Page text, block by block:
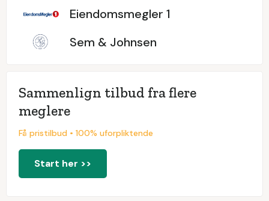
Eiendomsmegler 1
Sem & Johnsen
Sammenlign tilbud fra flere
meglere
Få pristilbud • 100% uforpliktende
Start her >>